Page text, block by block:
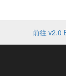
前往 v2.0